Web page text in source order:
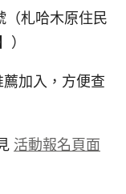
（札哈木原住民
）
薦加入，方便查
活動報名頁面